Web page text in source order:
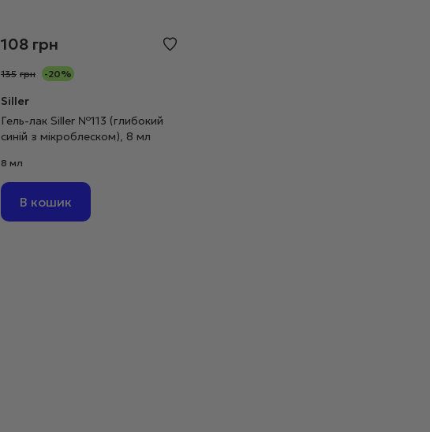
108 грн
135 грн -20%
Siller
Гель-лак Siller №113 (глибокий
синій з мікроблеском), 8 мл
8 мл
В кошик